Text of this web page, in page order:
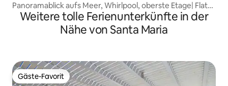
Panoramablick aufs Meer, Whirlpool, oberste Etage| Flat
Triton
Weitere tolle Ferienunterkünfte in der
Nähe von Santa Maria
Gäste-Favorit
Gäste-Favorit